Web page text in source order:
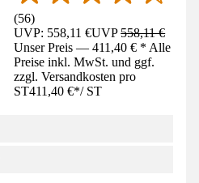
(56)
UVP: 558,11 €UVP558,11 €
Unser Preis — 411,40 € * Alle
Preise inkl. MwSt. und ggf.
zzgl. Versandkosten pro
ST411,40 €*/ ST